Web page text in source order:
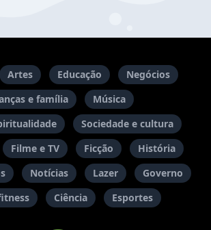
Artes Educação
Negócios
e família
Música
Sociedade e cultura
Filme e TV Ficção
História
Notícias Lazer
Governo
Ciência Esportes